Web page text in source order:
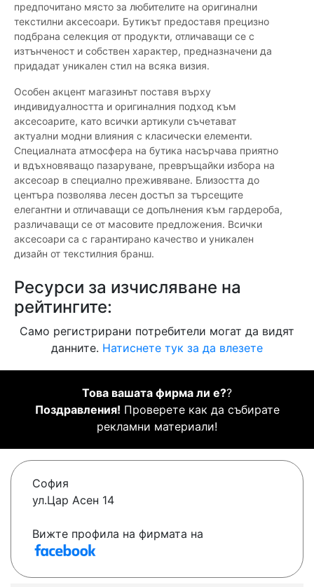
предпочитано място за любителите на оригинални
текстилни аксесоари. Бутикът предоставя прецизно
подбрана селекция от продукти, отличаващи се с
изтънченост и собствен характер, предназначени да
придадат уникален стил на всяка визия.
Особен акцент магазинът поставя върху
индивидуалността и оригиналния подход към
аксесоарите, като всички артикули съчетават
актуални модни влияния с класически елементи.
Специалната атмосфера на бутика насърчава приятно
и вдъхновяващо пазаруване, превръщайки избора на
аксесоар в специално преживяване. Близостта до
центъра позволява лесен достъп за търсещите
елегантни и отличаващи се допълнения към гардероба,
различаващи се от масовите предложения. Всички
аксесоари са с гарантирано качество и уникален
дизайн от текстилния бранш.
Ресурси за изчисляване на
рейтингите:
Само регистрирани потребители могат да видят
данните. Натиснете тук за да влезете
Това вашата фирма ли е??
Поздравления! Проверете как да събирате
рекламни материали!
София
ул.Цар Асен 14
Вижте профила на фирмата на